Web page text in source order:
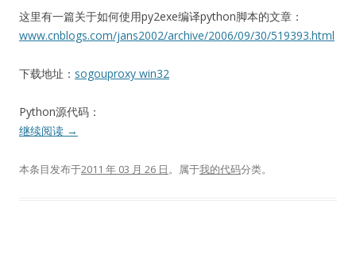
这里有一篇关于如何使用py2exe编译python脚本的文章：
www.cnblogs.com/jans2002/archive/2006/09/30/519393.html
下载地址： sogouproxy win32
Python源代码：
继续阅读 →
本条目发布于2011 年 03 月 26 日。属于我的代码分类。